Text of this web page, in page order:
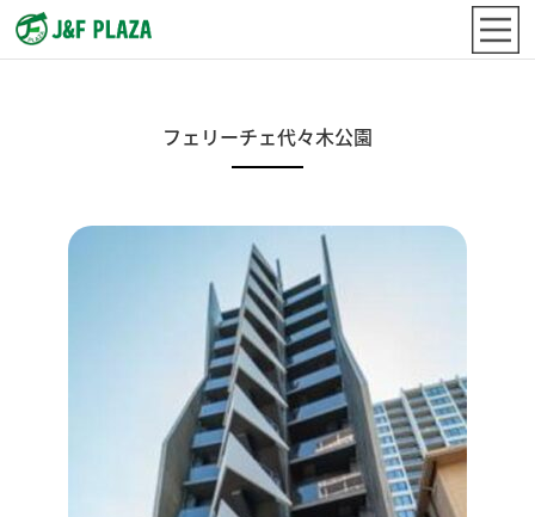
フェリーチェ代々木公園